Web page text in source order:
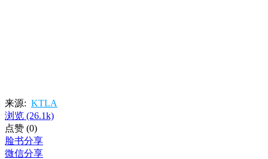
来源: KTLA
浏览 (26.1k)
点赞 (0)
脸书分享
微信分享